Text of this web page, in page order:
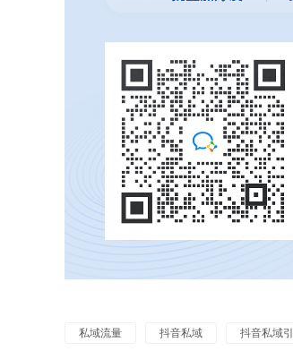
私域流量 抖音私域 抖音私域